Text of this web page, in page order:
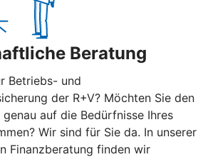
Beratung
Betriebs- und
der R+V? Möchten Sie den
auf die Bedürfnisse Ihres
Wir sind für Sie da. In unserer
Finanzberatung finden wir